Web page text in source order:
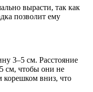
вырасти, так как
позволит ему
3–5 см. Расстояние
см, чтобы они не
корешком вниз, что